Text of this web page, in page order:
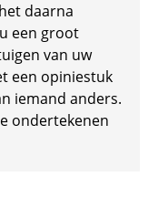
daarna
een groot
van uw
een opiniestuk
iemand anders.
ondertekenen